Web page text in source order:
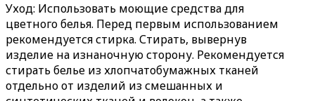
Уход: Использовать моющие средства для
цветного белья. Перед первым использованием
рекомендуется стирка. Стирать, вывернув
изделие на изнаночную сторону. Рекомендуется
стирать белье из хлопчатобумажных тканей
отдельно от изделий из смешанных и